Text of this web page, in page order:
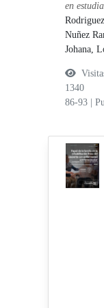
en
Nuñez
Johana,
1340
86-93
|